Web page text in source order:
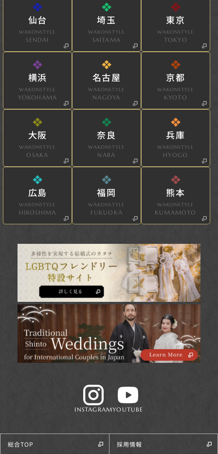
仙台
WAKONSTYLE
SENDAI
埼玉
WAKONSTYLE
SAITAMA
東京
WAKONSTYLE
TOKYO
横浜
WAKONSTYLE
YOKOHAMA
名古屋
WAKONSTYLE
NAGOYA
京都
WAKONSTYLE
KYOTO
大阪
WAKONSTYLE
OSAKA
奈良
WAKONSTYLE
NARA
兵庫
WAKONSTYLE
HYOGO
広島
WAKONSTYLE
HIROSHIMA
福岡
WAKONSTYLE
FUKUOKA
熊本
WAKONSTYLE
KUMAMOTO
INSTAGRAMYOUTUBE
総合TOP 採用情報